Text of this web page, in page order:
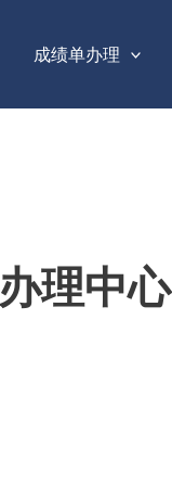
成绩单办理
办理中心